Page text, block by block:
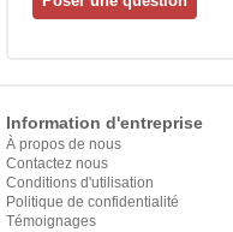
Information d'entreprise
À propos de nous
Contactez nous
Conditions d'utilisation
Politique de confidentialité
Témoignages